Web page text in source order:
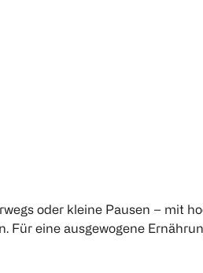
oder kleine Pausen – mit
Für eine ausgewogene